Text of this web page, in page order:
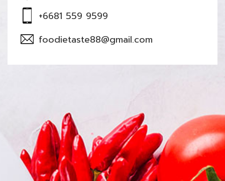
+6681 559 9599
foodietaste88@gmail.com